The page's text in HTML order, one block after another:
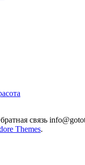
связь
Themes.